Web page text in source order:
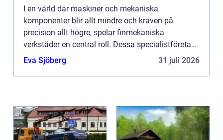
I en värld där maskiner och mekaniska
komponenter blir allt mindre och kraven på
precision allt högre, spelar finmekaniska
verkstäder en central roll. Dessa specialistföretag
utgör hjärtat av den avancerade ti...
Eva Sjöberg 31 juli 2026